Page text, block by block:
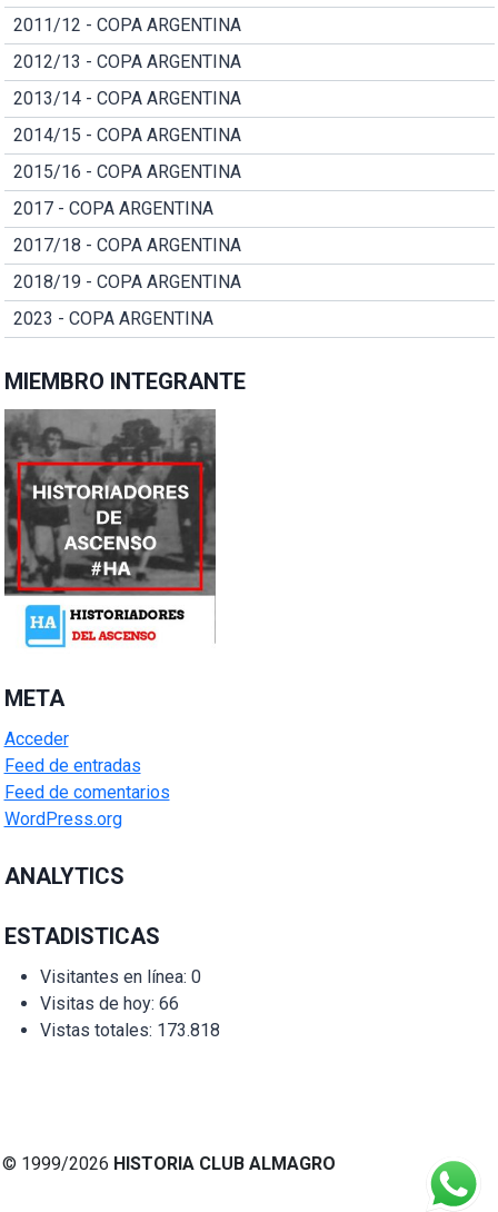
2011/12 - COPA ARGENTINA
2012/13 - COPA ARGENTINA
2013/14 - COPA ARGENTINA
2014/15 - COPA ARGENTINA
2015/16 - COPA ARGENTINA
2017 - COPA ARGENTINA
2017/18 - COPA ARGENTINA
2018/19 - COPA ARGENTINA
2023 - COPA ARGENTINA
MIEMBRO INTEGRANTE
META
Acceder
Feed de entradas
Feed de comentarios
WordPress.org
ANALYTICS
ESTADISTICAS
Visitantes en línea: 0
Visitas de hoy: 66
Vistas totales: 173.818
© 1999/2026 HISTORIA CLUB ALMAGRO